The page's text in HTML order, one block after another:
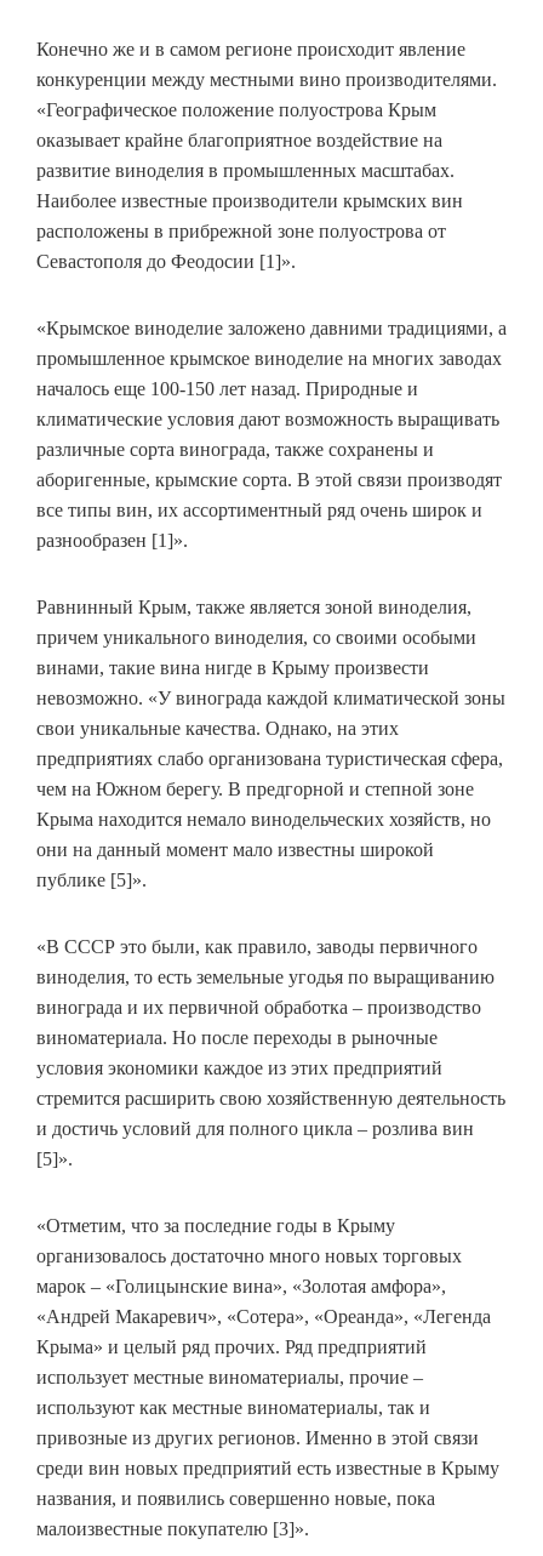
Конечно же и в самом регионе происходит явление
конкуренции между местными вино производителями.
«Географическое положение полуострова Крым
оказывает крайне благоприятное воздействие на
развитие виноделия в промышленных масштабах.
Наиболее известные производители крымских вин
расположены в прибрежной зоне полуострова от
Севастополя до Феодосии [1]».
«Крымское виноделие заложено давними традициями, а
промышленное крымское виноделие на многих заводах
началось еще 100-150 лет назад. Природные и
климатические условия дают возможность выращивать
различные сорта винограда, также сохранены и
аборигенные, крымские сорта. В этой связи производят
все типы вин, их ассортиментный ряд очень широк и
разнообразен [1]».
Равнинный Крым, также является зоной виноделия,
причем уникального виноделия, со своими особыми
винами, такие вина нигде в Крыму произвести
невозможно. «У винограда каждой климатической зоны
свои уникальные качества. Однако, на этих
предприятиях слабо организована туристическая сфера,
чем на Южном берегу. В предгорной и степной зоне
Крыма находится немало винодельческих хозяйств, но
они на данный момент мало известны широкой
публике [5]».
«В СССР это были, как правило, заводы первичного
виноделия, то есть земельные угодья по выращиванию
винограда и их первичной обработка – производство
виноматериала. Но после переходы в рыночные
условия экономики каждое из этих предприятий
стремится расширить свою хозяйственную деятельность
и достичь условий для полного цикла – розлива вин
[5]».
«Отметим, что за последние годы в Крыму
организовалось достаточно много новых торговых
марок – «Голицынские вина», «Золотая амфора»,
«Андрей Макаревич», «Сотера», «Ореанда», «Легенда
Крыма» и целый ряд прочих. Ряд предприятий
использует местные виноматериалы, прочие –
используют как местные виноматериалы, так и
привозные из других регионов. Именно в этой связи
среди вин новых предприятий есть известные в Крыму
названия, и появились совершенно новые, пока
малоизвестные покупателю [3]».